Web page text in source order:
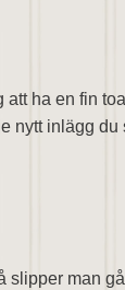
ha en fin
nytt inlägg
slipper man